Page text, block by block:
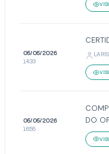
05/05/2026
14:33
05/05/2026
16:55
DO